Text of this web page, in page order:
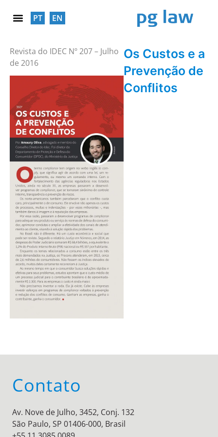
PT EN
Os Custos e a
Prevenção de
Conflitos
Revista do IDEC Nº 207 – Julho
de 2016
Contato
Av. Nove de Julho, 3452, Conj. 132
São Paulo, SP 01406-000, Brasil